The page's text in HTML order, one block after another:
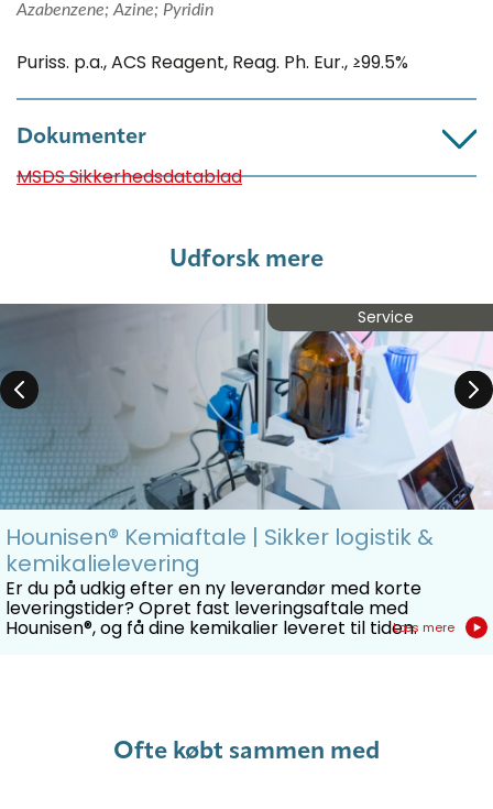
Azabenzene; Azine; Pyridin
Puriss. p.a., ACS Reagent, Reag. Ph. Eur., ≥99.5%
Dokumenter
MSDS Sikkerhedsdatablad
Udforsk mere
Service
Hounisen® Kemiaftale | Sikker logistik &
kemikalielevering
Er du på udkig efter en ny leverandør med korte
leveringstider? Opret fast leveringsaftale med
Hounisen®, og få dine kemikalier leveret til tiden.Læs mere
Ofte købt sammen med